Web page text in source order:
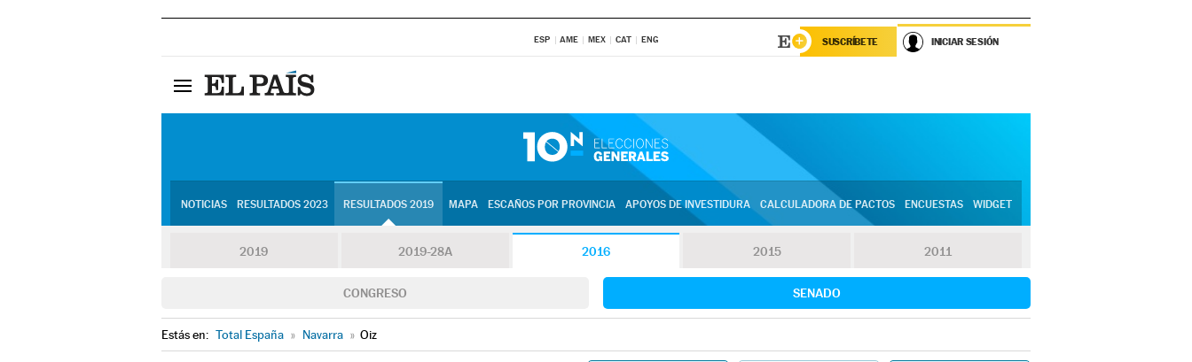
ESP AME MEX CAT ENG SUSCRÍBETE INICIAR SESIÓN
NOTICIAS RESULTADOS 2023 RESULTADOS 2019 MAPA ESCAÑOS POR PROVINCIA APOYOS DE INVESTIDURA CALCULADORA DE PACTOS ENCUESTAS WIDGET
2019 2019-28A 2016 2015 2011
CONGRESO SENADO
Estás en: Total España » Navarra » Oiz